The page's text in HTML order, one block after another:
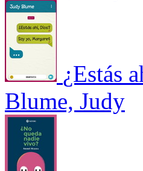
¿Estás
Blume, Judy